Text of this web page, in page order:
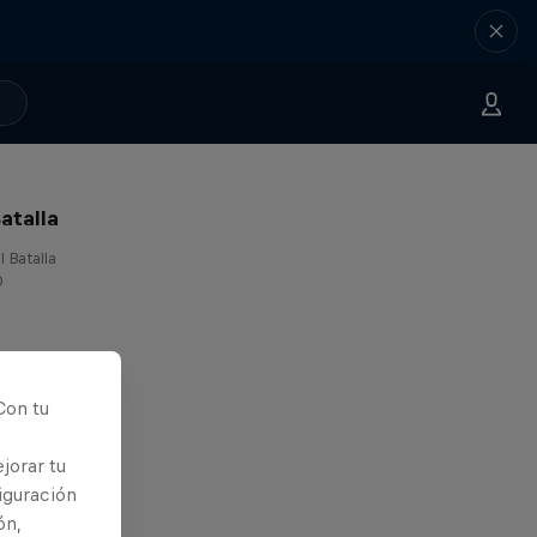
Batalla
tu
tu